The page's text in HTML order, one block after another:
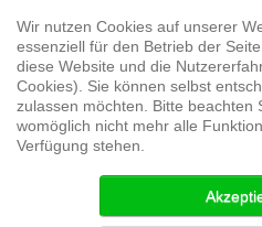
Home Shop Trainings
Sails Yachthandel Sicherheit
Wir nutzen Cookies auf unserer
essenziell für den Betrieb der
diese Website und die
Cookies). Sie können selbst
zulassen möchten. Bitte beachten
womöglich nicht mehr alle
Verfügung stehen.